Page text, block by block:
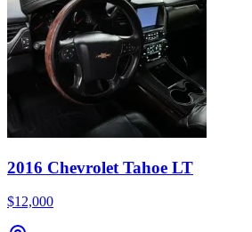
2016 Chevrolet Tahoe LT
$12,000